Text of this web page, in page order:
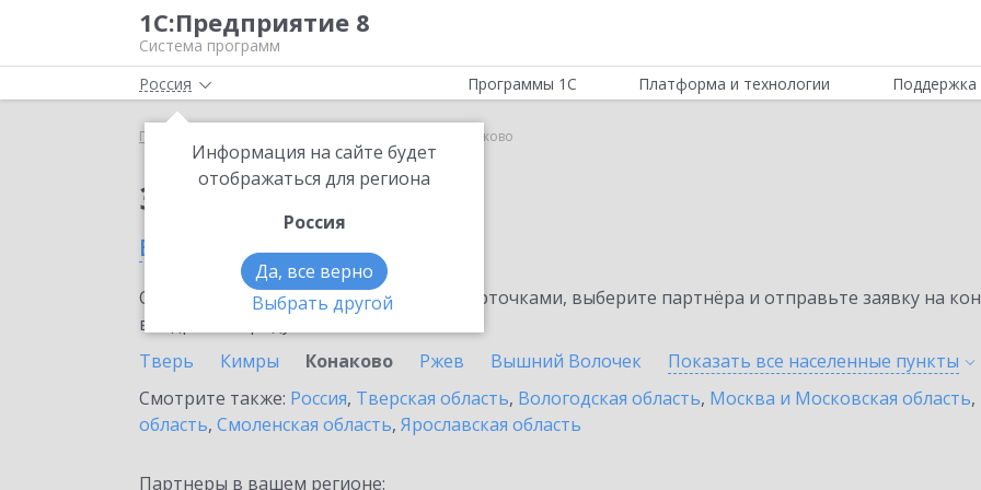
1С:Предприятие 8
Система программ
Россия
Информация на сайте будет
отображаться для региона
Россия
Да, все верно
Выбрать другой
Программы 1С Платформа и технологии Поддержка
Главная 1C-UMI в Конаково
Заказать 1C-UMI
в Конаково
Ознакомьтесь с информационными карточками, выберите партнёра и отправьте заявку на
внедрение продукта.
Тверь
Кимры Конаково Ржев Вышний Волочек Показать все населенные пункты
Смотрите также: Россия, Тверская область, Вологодская область, Москва и Московская область,
область, Смоленская область, Ярославская область
Партнеры в вашем регионе: